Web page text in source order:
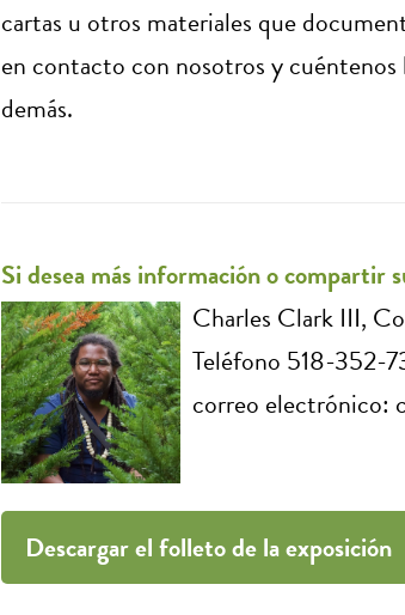
cartas u otros materiales que
en contacto con nosotros y
demás.
Si desea más información o compartir
Charles Clark III,
Teléfono 518-352-
correo electrónico:
Descargar el folleto de la exposición